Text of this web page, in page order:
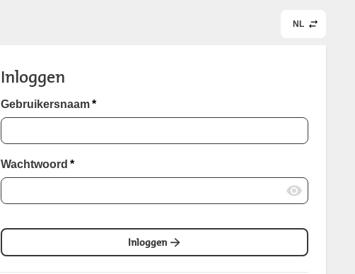
NL
Inloggen
Gebruikersnaam *
Wachtwoord *
Inloggen